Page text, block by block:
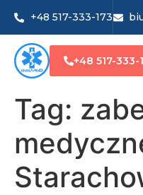
+48 517-333-173
+48 517-333-
Tag: